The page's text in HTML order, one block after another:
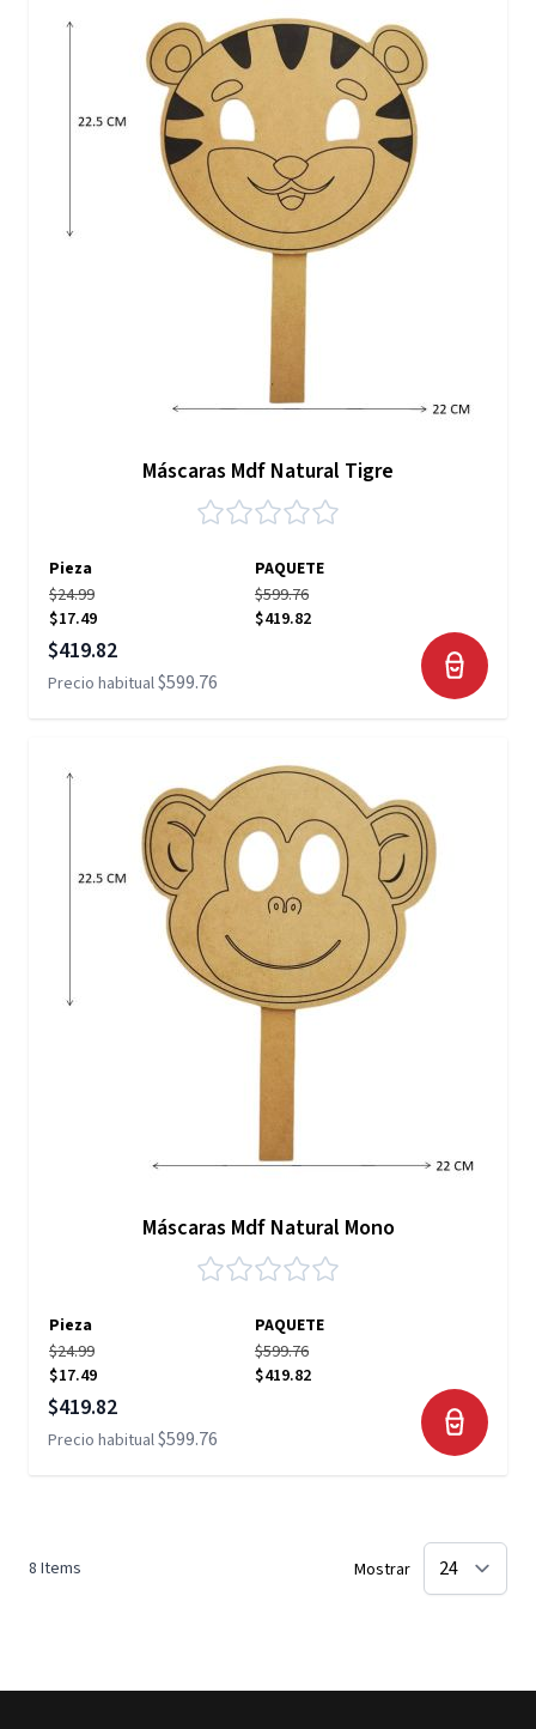
Máscaras Mdf Natural Tigre
Pieza
PAQUETE
$24.99
$17.49
$599.76
$419.82
Precio especial
$419.82
Precio habitual$599.76
Máscaras Mdf Natural Mono
Pieza
PAQUETE
$24.99
$17.49
$599.76
$419.82
Precio especial
$419.82
Precio habitual$599.76
8 Items Mostrar